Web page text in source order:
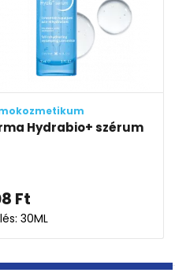
Dermokozmetikum
Bioderma Hydrabio Krém
8 586
Kiszerelés: 40ML-50ML